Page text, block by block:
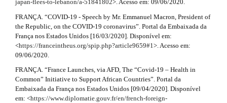
m
e
s
.
b
o
#
#
a
r
t
i
c
japan-flees-to-lebanon/a-51841802>. Acesso em: 09/06/2020.
FRANÇA. “COVID-19 - Speech by Mr. Emmanuel Macron, President of
the Republic, on the COVID-19 coronavirus”. Portal da Embaixada da
França nos Estados Unidos [16/03/2020]. Disponível em:
<https://franceintheus.org/spip.php?article9659#1 >. Acesso em:
09/06/2020.
FRANÇA. “France Launches, via AFD, The “Covid-19 – Health in
Common” Initiative to Support African Countries”. Portal da
Embaixada da França nos Estados Unidos [09/04/2020]. Disponível
em: <https://www.diplomatie.gouv.fr/en/french-foreign-